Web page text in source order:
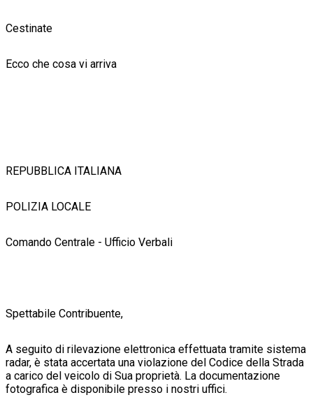
Cestinate
Ecco che cosa vi arriva
REPUBBLICA ITALIANA
POLIZIA LOCALE
Comando Centrale - Ufficio Verbali
Spettabile Contribuente,
A seguito di rilevazione elettronica effettuata tramite sistema
radar, è stata accertata una violazione del Codice della Strada
a carico del veicolo di Sua proprietà. La documentazione
fotografica è disponibile presso i nostri uffici.